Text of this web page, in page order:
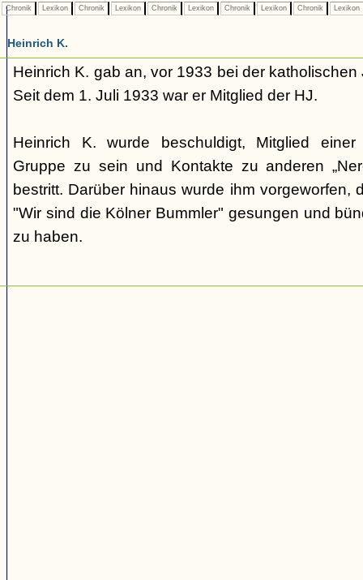
Chronik Lexikon Chronik Lexikon Chronik Lexikon Chronik Lexikon Chronik Lexikon
Heinrich K.
Heinrich K. gab an, vor 1933 bei der
Seit dem 1. Juli 1933 war er Mitglied der HJ.
Heinrich K. wurde beschuldigt, Mitglied einer
Gruppe zu sein und Kontakte zu anderen
bestritt. Darüber hinaus wurde ihm vorgeworfen,
"Wir sind die Kölner Bummler" gesungen und
zu haben.